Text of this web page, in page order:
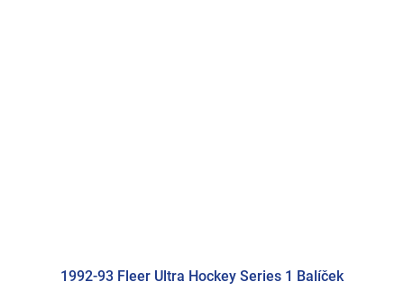
1992-93 Fleer Ultra Hockey Series 1 Balíček